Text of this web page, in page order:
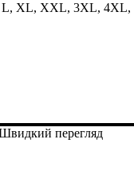
L, XL, XXL, 3XL,
перегляд